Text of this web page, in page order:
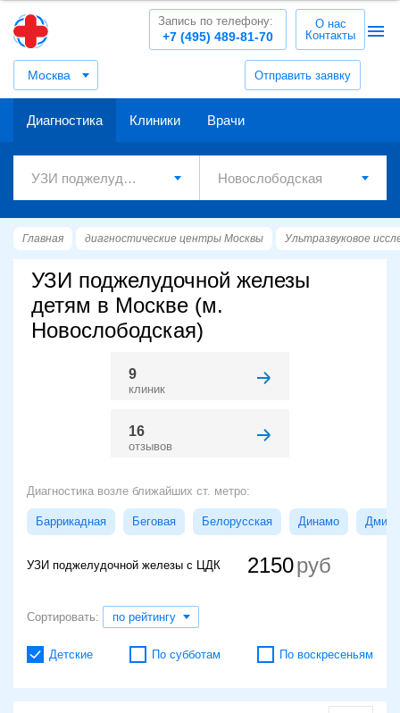
Москва Отправить заявку
+7 (495) 489-81-70
Запись по телефону:
О нас
Контакты
Диагностика Клиники Врачи
Главная диагностические центры Москвы Ультразвуковое
УЗИ поджелудочной железы
детям в Москве (м.
Новослободская)
9
клиник
16
отзывов
Диагностика возле ближайших ст. метро:
Баррикадная Беговая Белорусская Динамо
УЗИ поджелудочной железы c ЦДК 2150
Сортировать: по рейтингу
Детские По субботам По воскресеньям